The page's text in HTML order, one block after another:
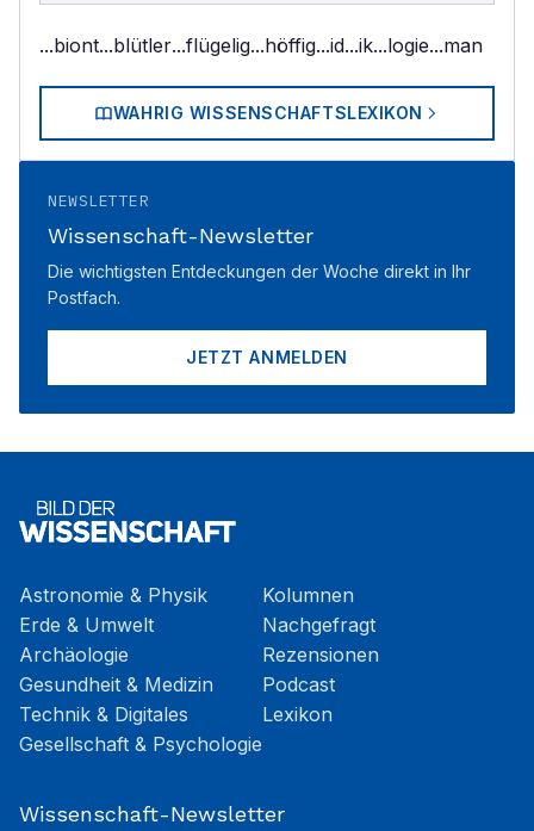
...biont...blütler...flügelig...höffig...id...ik...logie...man
WAHRIG WISSENSCHAFTSLEXIKON
NEWSLETTER
Wissenschaft-Newsletter
Die wichtigsten Entdeckungen der Woche direkt in Ihr
Postfach.
JETZT ANMELDEN
Astronomie & Physik
Erde & Umwelt
Archäologie
Gesundheit & Medizin
Technik & Digitales
Gesellschaft & Psychologie
Kolumnen
Nachgefragt
Rezensionen
Podcast
Lexikon
Wissenschaft-Newsletter